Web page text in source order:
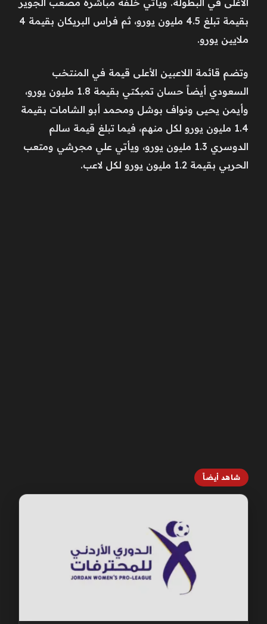
بقيمة تبلغ 4.5 مليون يورو، ثم فراس البريكان بقيمة 4
ملايين يورو.
وتضم قائمة اللاعبين الأعلى قيمة في المنتخب
السعودي أيضاً حسان تمبكتي بقيمة 1.8 مليون يورو،
وأيمن يحيى ونواف بوشل ومحمد أبو الشامات بقيمة
1.4 مليون يورو لكل منهم، فيما تبلغ قيمة سالم
الدوسري 1.3 مليون يورو، ويأتي علي مجرشي ومتعب
الحربي بقيمة 1.2 مليون يورو لكل لاعب.
شاهد أيضاً